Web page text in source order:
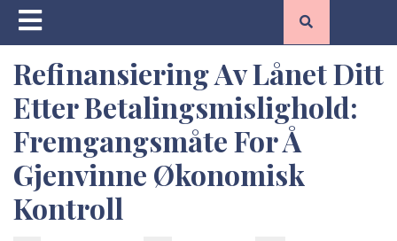
Open
Button
Refinansiering Av Lånet Ditt
Etter Betalingsmislighold:
Fremgangsmåte For Å
Gjenvinne Økonomisk
Kontroll